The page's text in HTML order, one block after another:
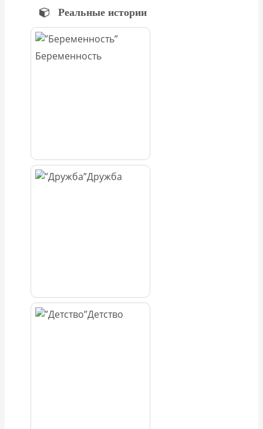
Реальные истории
Беременность
Дружба
Детство